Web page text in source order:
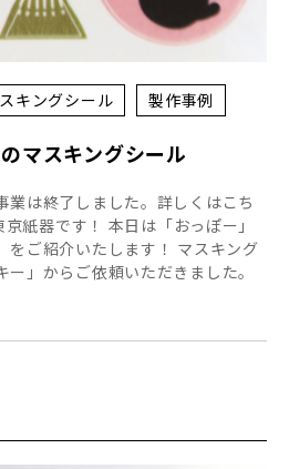
キングシール 製作事例
マスキングシール
は終了しました。詳しくはこち
器です！ 本日は「おっぽー」
をご紹介いたします！ マスキング
」からご依頼いただきました。